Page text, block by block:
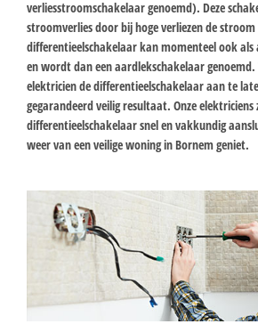
verliesstroomschakelaar genoemd). Deze
stroomverlies door bij hoge verliezen de
differentieelschakelaar kan momenteel ook als
en wordt dan een aardlekschakelaar
elektricien de differentieelschakelaar aan te
gegarandeerd veilig resultaat. Onze elektriciens
differentieelschakelaar snel en vakkundig
weer van een veilige woning in Bornem geniet.